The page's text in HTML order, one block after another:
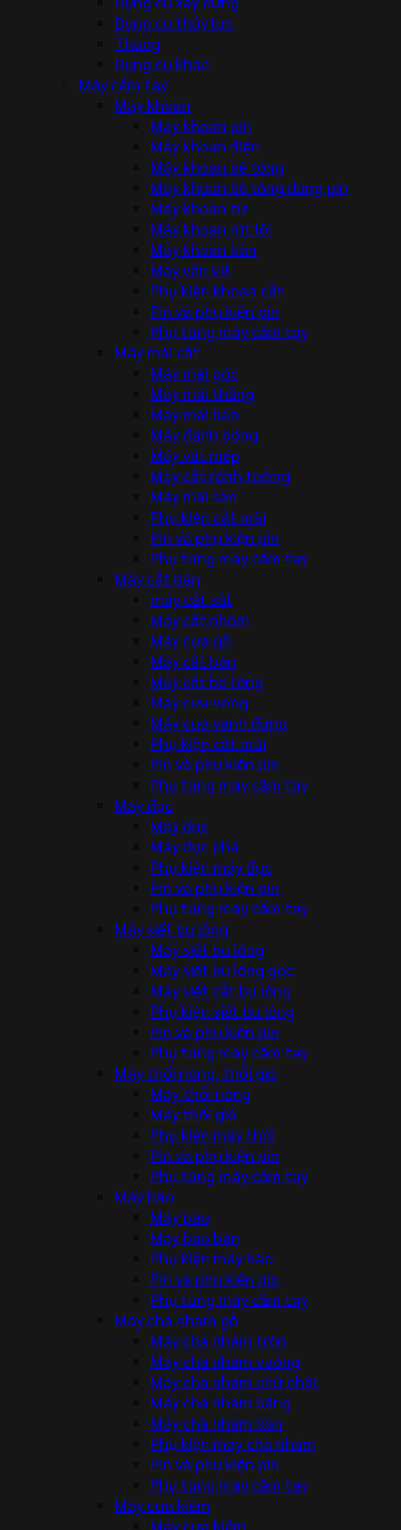
Dụng cụ thủy lực
Thang
Dụng cụ khác
Máy cầm tay
Máy khoan
Máy khoan pin
Máy khoan điện
Máy khoan bê tông
Máy khoan bê tông dùng pin
Máy khoan từ
Máy khoan rút lõi
Máy khoan bàn
Máy vặn vít
Phụ kiện khoan cắt
Pin và phụ kiện pin
Phụ tùng máy cầm tay
Máy mài cắt
Máy mài góc
Máy mài thẳng
Máy mài bàn
Máy đánh bóng
Máy vát mép
Máy cắt rãnh tường
Máy mài sàn
Phụ kiện cắt mài
Pin và phụ kiện pin
Phụ tùng máy cầm tay
Máy cắt bàn
máy cắt sắt
Máy cắt nhôm
Máy cưa gỗ
Máy cắt bàn
Máy cắt bê tông
Máy cưa vòng
Máy cưa vanh đứng
Phụ kiện cắt mài
Pin và phụ kiện pin
Phụ tùng máy cầm tay
Máy đục
Máy đục
Máy đục phá
Phụ kiện máy đục
Pin và phụ kiện pin
Phụ tùng máy cầm tay
Máy siết bu lông
Máy siết bu lông
Máy siết bu lông góc
Máy siết cắt bu lông
Phụ kiện siết bu lông
Pin và phụ kiện pin
Phụ tùng máy cầm tay
Máy thổi nóng, thổi gió
Máy thổi nóng
Máy thổi gió
Phụ kiện máy thổi
Pin và phụ kiện pin
Phụ tùng máy cầm tay
Máy bào
Máy bào
Máy bào bàn
Phụ kiện máy bào
Pin và phụ kiện pin
Phụ tùng máy cầm tay
Máy chà nhám gỗ
Máy chà nhám tròn
Máy chà nhám vuông
Máy chà nhám chữ nhật
Máy chà nhám băng
Máy chà nhám bàn
Phụ kiện máy chà nhám
Pin và phụ kiện pin
Phụ tùng máy cầm tay
Máy cưa kiếm
Máy cưa kiếm